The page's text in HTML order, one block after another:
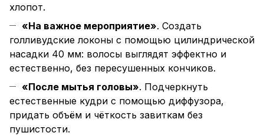
хлопот.
«На важное мероприятие». Создать
голливудские локоны с помощью цилиндрической
насадки 40 мм: волосы выглядят эффектно и
естественно, без пересушенных кончиков.
«После мытья головы». Подчеркнуть
естественные кудри с помощью диффузора,
придать объём и чёткость завиткам без
пушистости.